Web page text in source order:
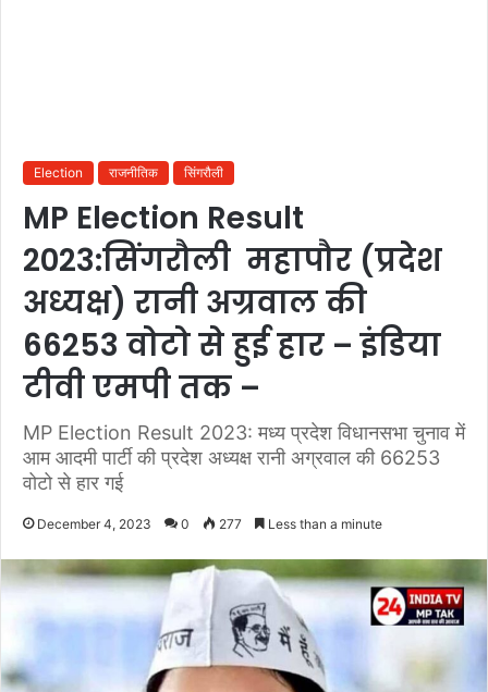
Election राजनीतिक सिंगरौली
MP Election Result
2023:सिंगरौली महापौर (प्रदेश
अध्यक्ष) रानी अग्रवाल की
66253 वोटो से हुई हार – इंडिया
टीवी एमपी तक –
MP Election Result 2023: मध्य प्रदेश विधानसभा चुनाव में
आम आदमी पार्टी की प्रदेश अध्यक्ष रानी अग्रवाल की 66253
वोटो से हार गई
December 4, 2023 0 277 Less than a minute